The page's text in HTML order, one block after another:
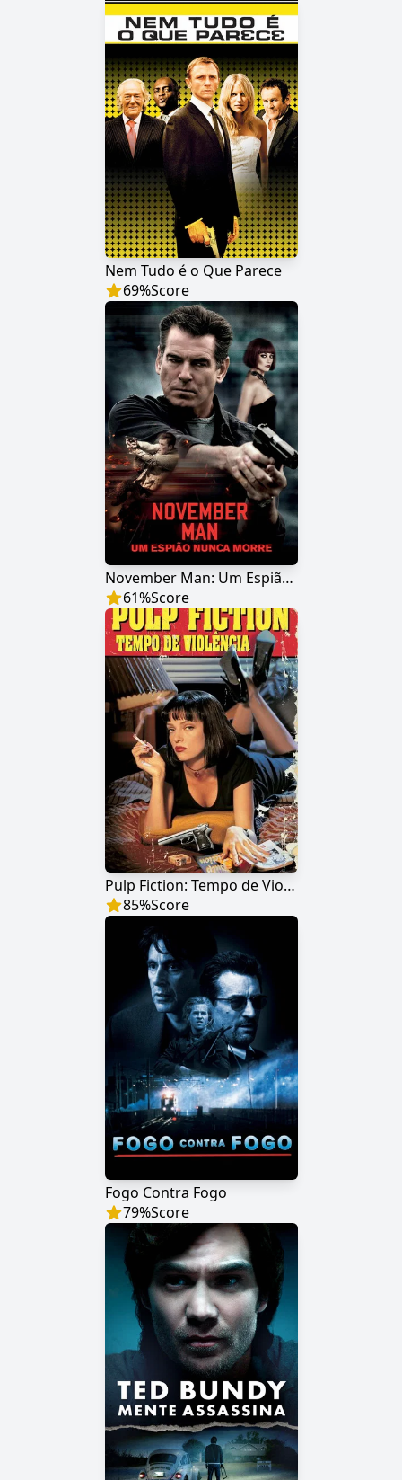
Nem Tudo é o Que Parece
69%Score
November Man: Um Espião Nunca Morre
61%Score
Pulp Fiction: Tempo de Violência
85%Score
Fogo Contra Fogo
79%Score